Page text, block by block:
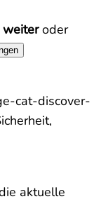
weiteroder
cat-discover-
aktuelle